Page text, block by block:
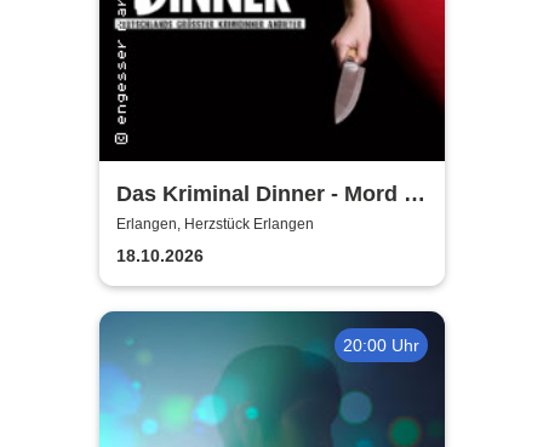
Das Kriminal Dinner - Mord &
Tod - im Gasthof zur
Zapfsäule
Erlangen, Herzstück Erlangen
18.10.2026
20:00 Uhr